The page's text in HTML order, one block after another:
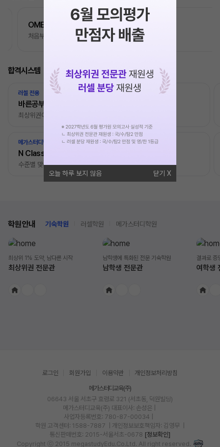
오늘 하루 보지 않음 닫기
OMEGA 모의고사
처음부터 끝까지 가장 완벽한 수능 플랜
합격시스템
러셀 전용
바른공부 자습전용관
최상위권이 집결하는 러셀
메가스터디학원 전용
N Class
수준별 맞춤합격시스템
학원안내 기숙학원 러셀학원 메가스터디학원
최상위 1% 도약, 남다른 시작
최상위권 전문관
남학생에 특화된 전문 기숙학원
남학생 전문관
결과로 증
여학생
로그인 회원가입 이용약관 개인정보처리방침
메가스터디교육(주)
06643 서울 서초구 효령로 321 (서초동, 덕원빌딩)
메가스터디교육(주) 대표이사: 손성은 |
사업자등록번호: 780-87-00034
학원 고객센터: 1588-7887
| 개인정보보호책임자: 김영무
통신판매번호: 2015-서울서초-0678 [정보확인]
Copyright ⓒ 2015 megastudyEdu.Co.Ltd. All right reserved.